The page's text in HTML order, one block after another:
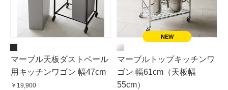
マーブル天板ダストペール
用キッチンワゴン 幅47cm
￥19,900
マーブルトップキッチンワ
ゴン 幅61cm（天板幅
55cm）